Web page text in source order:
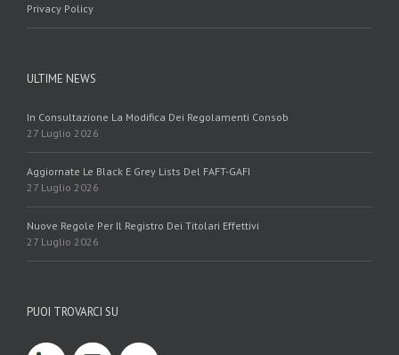
Privacy Policy
ULTIME NEWS
In Consultazione La Modifica Dei Regolamenti Consob
27 Luglio 2026
Aggiornate Le Black E Grey Lists Del FAFT-GAFI
27 Luglio 2026
Nuove Regole Per Il Registro Dei Titolari Effettivi
27 Luglio 2026
PUOI TROVARCI SU